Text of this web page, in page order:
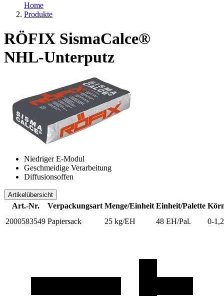
Home
Produkte
RÖFIX SismaCalce®
NHL-Unterputz
Niedriger E-Modul
Geschmeidige Verarbeitung
Diffusionsoffen
Artikelübersicht
Art.-Nr. Verpackungsart Menge/Einheit Einheit/Palette
2000583549 Papiersack 25 kg/EH 48 EH/Pal. 0-